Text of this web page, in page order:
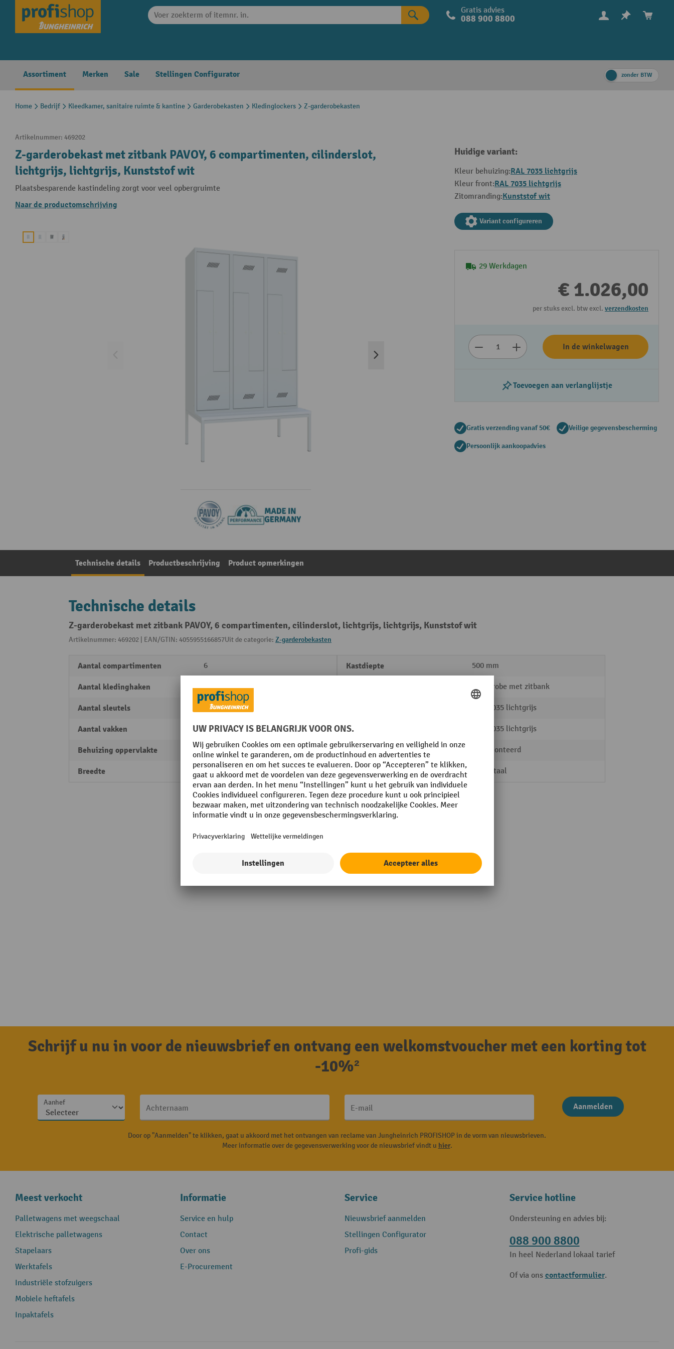
Skip to main navigation Gratis advies
088 900 8800
Assortiment Merken Sale Stellingen Configurator zonder BTW
Home Bedrijf Kleedkamer, sanitaire ruimte & kantine Garderobekasten Kledinglockers Z-garderobekasten
Artikelnummer: 469202
Z-garderobekast met zitbank PAVOY, 6 compartimenten, cilinderslot,
lichtgrijs, lichtgrijs, Kunststof wit
Plaatsbesparende kastindeling zorgt voor veel opbergruimte
Naar de productomschrijving
Huidige variant:
Kleur behuizing:RAL 7035 lichtgrijs
Kleur front:RAL 7035 lichtgrijs
Zitomranding:Kunststof wit
Variant configureren
29 Werkdagen
€ 1.026,00
per stuks excl. btw excl. verzendkosten
In de winkelwagen
Toevoegen aan verlanglijstje
Gratis verzending vanaf 50€ Veilige gegevensbescherming
Persoonlijk aankoopadvies
Technische details Productbeschrijving Product opmerkingen
Technische details
Z-garderobekast met zitbank PAVOY, 6 compartimenten, cilinderslot, lichtgrijs, lichtgrijs, Kunststof wit
Artikelnummer: 469202 | EAN/GTIN: 4055955166857Uit de categorie: Z-garderobekasten
Aantal compartimenten 6
Aantal kledinghaken 18
Aantal sleutels 12
Aantal vakken 6
Behuizing oppervlakte poedercoating
Breedte 1200 mm
Kastdiepte 500 mm
Garderobe met zitbank
RAL 7035 lichtgrijs
Kleur front RAL 7035 lichtgrijs
Levering gedemonteerd
Materiaal behuizing Plaatstaal
Toon alle technische details
Schrijf u nu in voor de nieuwsbrief en ontvang een welkomstvoucher met een korting tot
-10%²
Aanhef
Achternaam E-mail Aanmelden
Door op "Aanmelden" te klikken, gaat u akkoord met het ontvangen van reclame van Jungheinrich PROFISHOP in de vorm van nieuwsbrieven.
Meer informatie over de gegevensverwerking voor de nieuwsbrief vindt u hier.
Meest verkocht
Palletwagens met weegschaal
Elektrische palletwagens
Stapelaars
Werktafels
Industriële stofzuigers
Mobiele heftafels
Inpaktafels
Informatie
Service en hulp
Contact
Over ons
E-Procurement
Service
Nieuwsbrief aanmelden
Stellingen Configurator
Profi-gids
Service hotline
Ondersteuning en advies bij:
088 900 8800
In heel Nederland lokaal tarief
Of via ons contactformulier.